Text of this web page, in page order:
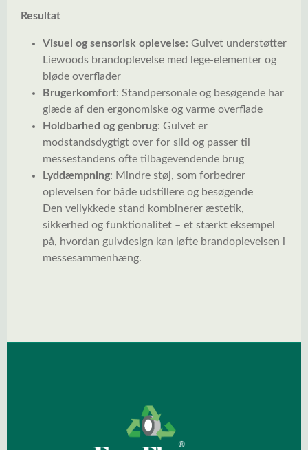
Resultat
Visuel og sensorisk oplevelse: Gulvet understøtter
Liewoods brandoplevelse med lege-elementer og
bløde overflader
Brugerkomfort: Standpersonale og besøgende har
glæde af den ergonomiske og varme overflade
Holdbarhed og genbrug: Gulvet er
modstandsdygtigt over for slid og passer til
messestandens ofte tilbagevendende brug
Lyddæmpning: Mindre støj, som forbedrer
oplevelsen for både udstillere og besøgende
Den vellykkede stand kombinerer æstetik,
sikkerhed og funktionalitet – et stærkt eksempel
på, hvordan gulvdesign kan løfte brandoplevelsen i
messesammenhæng.